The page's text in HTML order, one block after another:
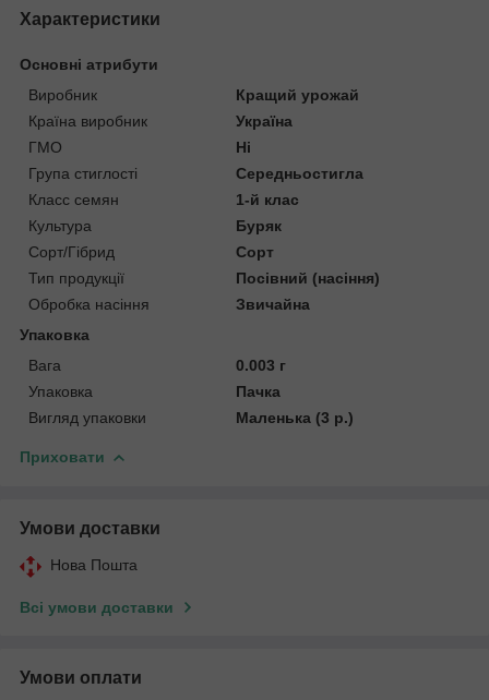
Характеристики
Основні атрибути
Виробник
Кращий урожай
Країна виробник
Україна
ГМО
Ні
Група стиглості
Середньостигла
Класс семян
1-й клас
Культура
Буряк
Сорт/Гібрид
Сорт
Тип продукції
Посівний (насіння)
Обробка насіння
Звичайна
Упаковка
Вага
0.003 г
Упаковка
Пачка
Вигляд упаковки
Маленька (3 р.)
Приховати
Умови доставки
Нова Пошта
Всі умови доставки
Умови оплати